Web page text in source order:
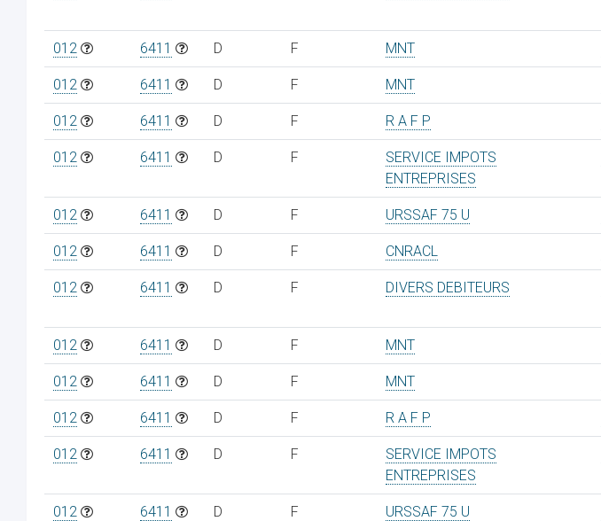
012 6411 D F MNT
012 6411 D F MNT
012 6411 D F R A F P
012 6411 D F
SERVICE IMPOTS
ENTREPRISES
012 6411 D F URSSAF 75 U
012 6411 D F CNRACL
012 6411 D F DIVERS DEBITEURS
012 6411 D F MNT
012 6411 D F MNT
012 6411 D F R A F P
012 6411 D F
SERVICE IMPOTS
ENTREPRISES
012 6411 D F URSSAF 75 U